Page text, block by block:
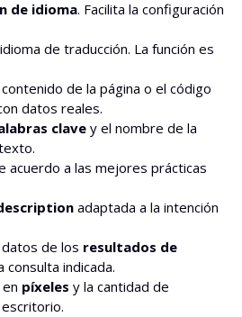
de idioma. Facilita la configuración
de traducción. La función es
de la página o el código
datos reales.
clave y el nombre de la
acuerdo a las mejores prácticas
adaptada a la intención
de los resultados de
consulta indicada.
píxeles y la cantidad de